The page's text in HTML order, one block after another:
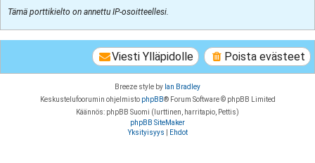
Tämä porttikielto on annettu IP-osoitteellesi.
Poista evästeet
Viesti Ylläpidolle
Breeze style by Ian Bradley
Keskustelufoorumin ohjelmisto phpBB® Forum Software © phpBB Limited
Käännös: phpBB Suomi (lurttinen, harritapio, Pettis)
phpBB SiteMaker
Yksityisyys
Ehdot